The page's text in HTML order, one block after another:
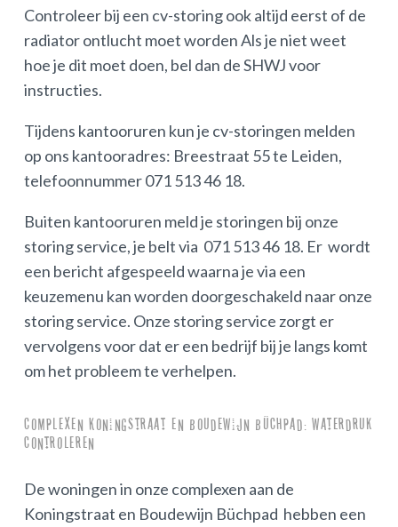
Controleer bij een cv-storing ook altijd eerst of de
radiator ontlucht moet worden Als je niet weet
hoe je dit moet doen, bel dan de SHWJ voor
instructies.
Tijdens kantooruren kun je cv-storingen melden
op ons kantooradres: Breestraat 55 te Leiden,
telefoonnummer 071 513 46 18.
Buiten kantooruren meld je storingen bij onze
storing service, je belt via 071 513 46 18. Er wordt
een bericht afgespeeld waarna je via een
keuzemenu kan worden doorgeschakeld naar onze
storing service. Onze storing service zorgt er
vervolgens voor dat er een bedrijf bij je langs komt
om het probleem te verhelpen.
Complexen Koningstraat en Boudewijn Büchpad: waterdruk
controleren
De woningen in onze complexen aan de
Koningstraat en Boudewijn Büchpad hebben een